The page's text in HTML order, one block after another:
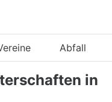
Abfall
in